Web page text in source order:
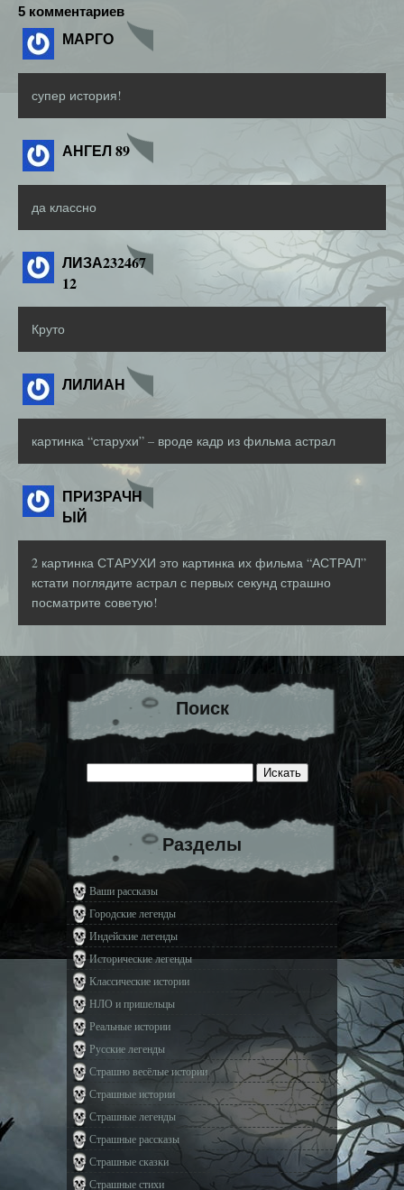
5 комментариев
МАРГО
супер история!
АНГЕЛ 89
да классно
ЛИЗА232467
12
Круто
ЛИЛИАН
картинка “старухи” – вроде кадр из фильма астрал
ПРИЗРАЧН
ЫЙ
2 картинка СТАРУХИ это картинка их фильма “АСТРАЛ”
кстати поглядите астрал с первых секунд страшно
посматрите советую!
Поиск
Разделы
Ваши рассказы
Городские легенды
Индейские легенды
Исторические легенды
Классические истории
НЛО и пришельцы
Реальные истории
Русские легенды
Страшно весёлые истории
Страшные истории
Страшные легенды
Страшные рассказы
Страшные сказки
Страшные стихи